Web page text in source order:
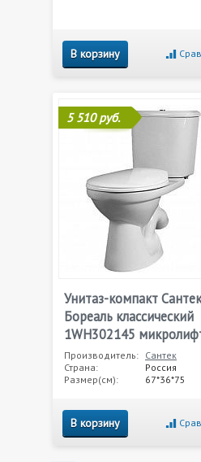
В корзину
5 510 руб.
Унитаз-компакт Сантек
Бореаль классический
1WH302145
Производитель: Сантек
Страна:
Россия
Размер(см):
67*36*75
В корзину